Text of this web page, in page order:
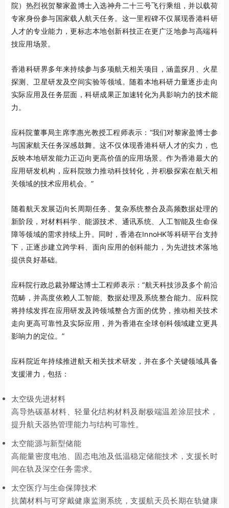
院）热烈祝贺黎家盈博士入选神舟二十三号飞行乘组，并以载荷
专家身份参与国家载人航天任务。这一里程碑不仅展现香港科研
人才的专业能力，更标志本地创新科技正在更广泛地参与高端科
技应用场景。
香港科研界多年来持续参与多项航天相关项目，涵盖探月、火星
探测、卫星研发及空间实验等领域。随着本地科研力量逐步走向
实际应用及任务层面，科研成果正加速转化为具影响力的技术能
力。
应科院董事局主席李惠光教授工程师表示：“我们对黎家盈博士参
与国家航天任务深感鼓舞。这不仅体现香港科研人才的实力，也
反映本地研发能力正迈向更高价值的应用场景。作为香港最大的
应用研发机构，应科院致力推动科技转化，并积极探索在航天相
关领域的技术应用机会。”
随着航天发展迈向长周期任务、复杂系统整合及高频数据处理的
新阶段，对材料科学、能源技术、通讯系统、人工智能及生命保
障等领域的需求持续上升。同时，香港在InnoHK等科研平台支持
下，正逐步建立跨学科、面向应用的创科能力，为先进技术落地
提供良好基础。
应科院行政总裁孙耀达博士工程师表示：“航天科技涉及多个前沿
范畴，并高度依赖人工智能、数据处理及系统整合能力。应科院
将持续发挥在应用研发及跨领域整合方面的优势，推动相关技术
走向更高可靠性及实际应用，并为香港在全球创科领域建立更具
影响力的定位。”
应科院近年持续推进航天相关技术研发，并在多个关键领域具备
支援潜力，包括：
太空级先进材料
高导热碳基材料、轻量化结构材料及耐极端温差涂层技术，
提升航天器热管理能力与结构可靠性。
太空能源与新型储能
高能量密度电池、固态电池及低温稳定储能技术，支援长时
间在轨及深空任务需求。
太空医疗与生命保障技术
抗菌材料与可穿戴健康监测系统，支援航天员长期在轨健康